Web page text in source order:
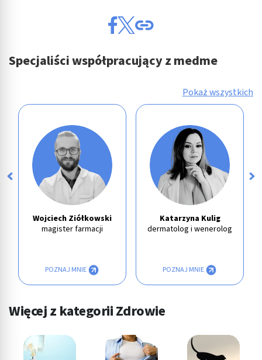
Specjaliści współpracujący z medme
Pokaż wszystkich
Wojciech Ziółkowski
magister farmacji
POZNAJ MNIE
Katarzyna Kulig
dermatolog i wenerolog
POZNAJ MNIE
Więcej z kategorii Zdrowie